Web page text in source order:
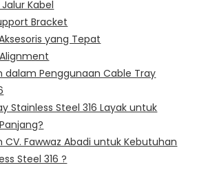
Kabel
Bracket
yang Tepat
dalam Penggunaan Cable Tray
Stainless Steel 316 Layak untuk
Fawwaz Abadi untuk Kebutuhan
Steel 316 ?